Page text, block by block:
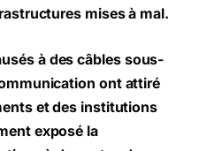
mises à mal.
à des câbles sous-
ont attiré
et des institutions
exposé la